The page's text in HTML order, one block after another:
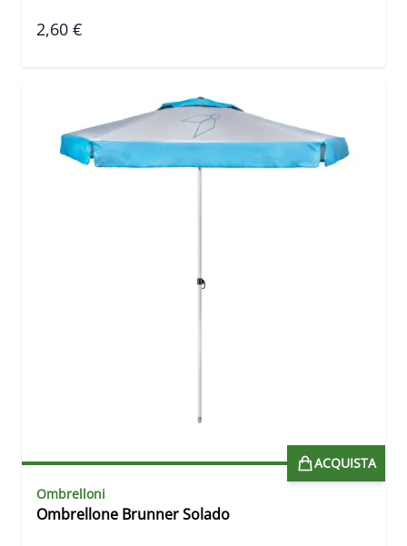
2,60 €
ACQUISTA
Ombrelloni
Ombrellone Brunner Solado